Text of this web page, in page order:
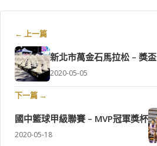
← 上一篇
新北市萬金石馬拉松 – 獎盃
2020-05-05
下一篇 →
國中籃球甲級聯賽 – MVP冠軍獎杯
2020-05-18